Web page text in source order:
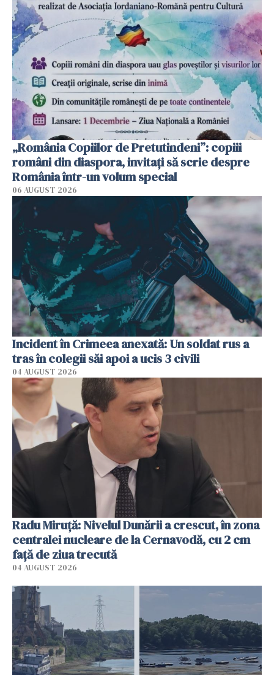
„România Copiilor de Pretutindeni”: copiii
români din diaspora, invitați să scrie despre
România într-un volum special
06 AUGUST 2026
Incident în Crimeea anexată: Un soldat rus a
tras în colegii săi apoi a ucis 3 civili
04 AUGUST 2026
Radu Miruţă: Nivelul Dunării a crescut, în zona
centralei nucleare de la Cernavodă, cu 2 cm
faţă de ziua trecută
04 AUGUST 2026